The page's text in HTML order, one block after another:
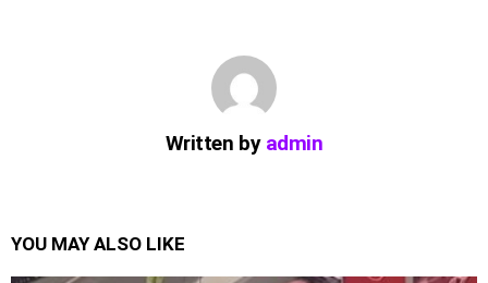
Written by admin
YOU MAY ALSO LIKE